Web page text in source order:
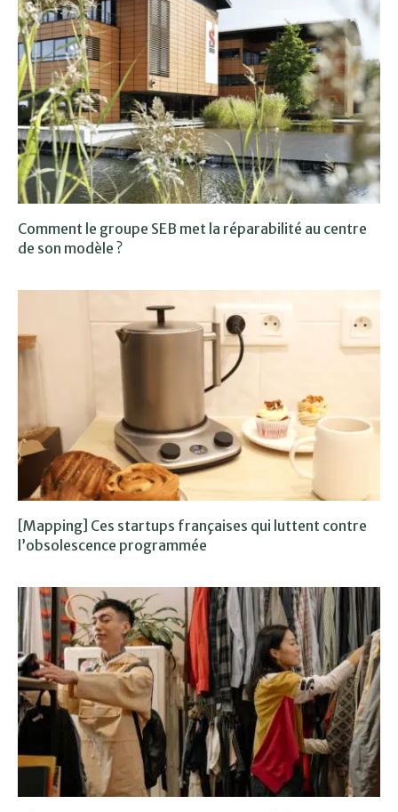
Comment le groupe SEB met la réparabilité au centre
de son modèle ?
[Mapping] Ces startups françaises qui luttent contre
l’obsolescence programmée